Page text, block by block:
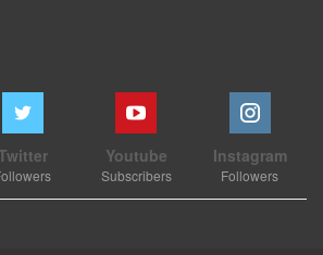
Youtube
Subscribers
Instagram
Followers